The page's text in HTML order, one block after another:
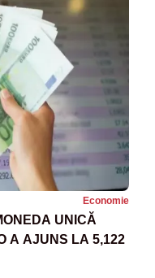
Economie
UNICĂ
A AJUNS LA 5,122